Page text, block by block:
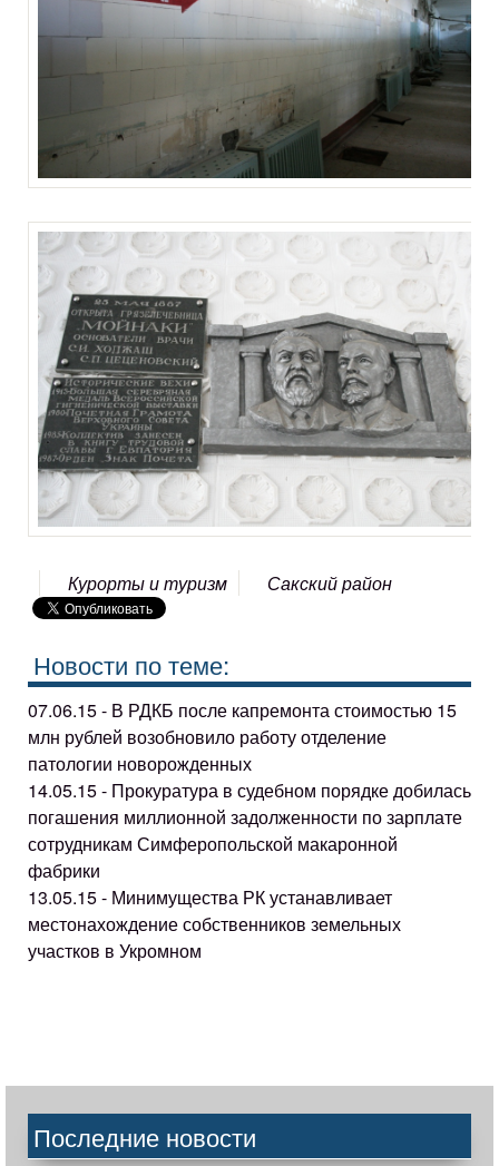
Курорты и туризм Сакский район
Новости по теме:
07.06.15 - В РДКБ после капремонта стоимостью 15
млн рублей возобновило работу отделение
патологии новорожденных
14.05.15 - Прокуратура в судебном порядке добилась
погашения миллионной задолженности по зарплате
сотрудникам Симферопольской макаронной
фабрики
13.05.15 - Минимущества РК устанавливает
местонахождение собственников земельных
участков в Укромном
Последние новости